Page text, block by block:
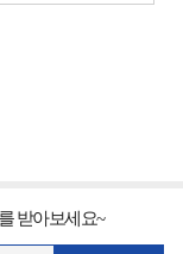
받아보세요~